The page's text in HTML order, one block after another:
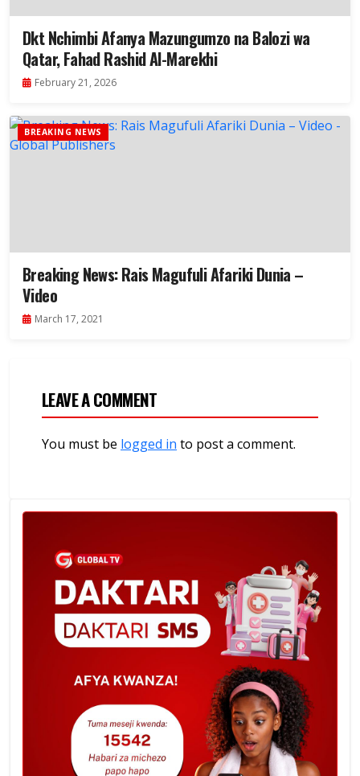
Dkt Nchimbi Afanya Mazungumzo na Balozi wa
Qatar, Fahad Rashid Al-Marekhi
February 21, 2026
BREAKING NEWS
Breaking News: Rais Magufuli Afariki Dunia –
Video
March 17, 2021
LEAVE A COMMENT
You must be logged in to post a comment.